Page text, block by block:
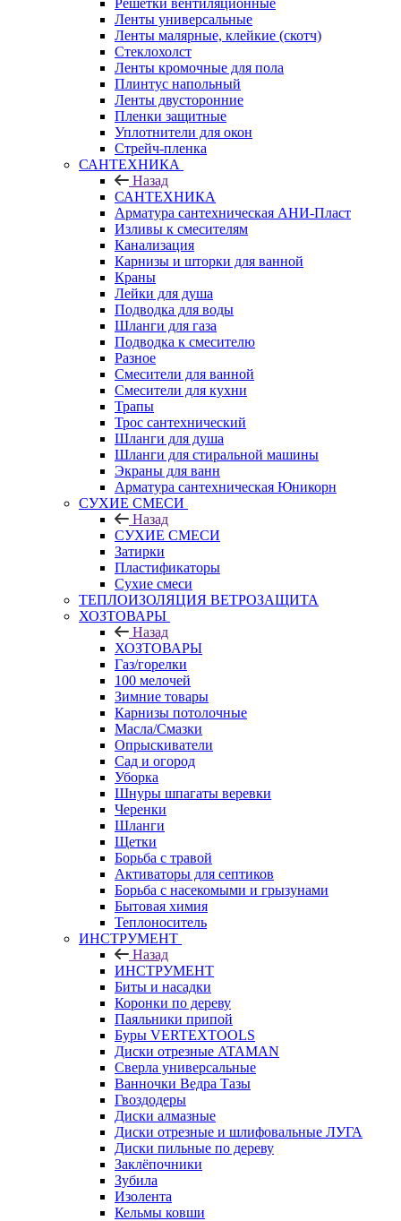
Решетки вентиляционные
Ленты универсальные
Ленты малярные, клейкие (скотч)
Стеклохолст
Ленты кромочные для пола
Плинтус напольный
Ленты двусторонние
Пленки защитные
Уплотнители для окон
Стрейч-пленка
САНТЕХНИКА
Назад
САНТЕХНИКА
Арматура сантехническая АНИ-Пласт
Изливы к смесителям
Канализация
Карнизы и шторки для ванной
Краны
Лейки для душа
Подводка для воды
Шланги для газа
Подводка к смесителю
Разное
Смесители для ванной
Смесители для кухни
Трапы
Трос сантехнический
Шланги для душа
Шланги для стиральной машины
Экраны для ванн
Арматура сантехническая Юникорн
СУХИЕ СМЕСИ
Назад
СУХИЕ СМЕСИ
Затирки
Пластификаторы
Сухие смеси
ТЕПЛОИЗОЛЯЦИЯ ВЕТРОЗАЩИТА
ХОЗТОВАРЫ
Назад
ХОЗТОВАРЫ
Газ/горелки
100 мелочей
Зимние товары
Карнизы потолочные
Масла/Смазки
Опрыскиватели
Сад и огород
Уборка
Шнуры шпагаты веревки
Черенки
Шланги
Щетки
Борьба с травой
Активаторы для септиков
Борьба с насекомыми и грызунами
Бытовая химия
Теплоноситель
ИНСТРУМЕНТ
Назад
ИНСТРУМЕНТ
Биты и насадки
Коронки по дереву
Паяльники припой
Буры VERTEXTOOLS
Диски отрезные ATAMAN
Сверла универсальные
Ванночки Ведра Тазы
Гвоздодеры
Диски алмазные
Диски отрезные и шлифовальные ЛУГА
Диски пильные по дереву
Заклёпочники
Зубила
Изолента
Кельмы ковши